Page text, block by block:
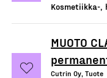
Kosmetiikka-
MUOTO
Cutrin Oy, Tuote